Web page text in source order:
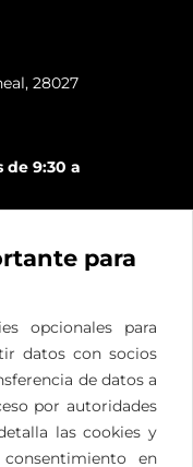
28027
de 9:30 a
EN
/ Legal
para
opcionales para
datos con socios
de datos a
por autoridades
las cookies y
en